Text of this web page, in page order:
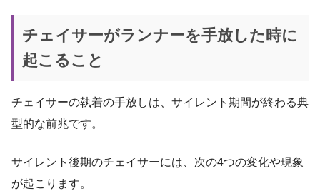
チェイサーがランナーを手放した時に
起こること
チェイサーの執着の手放しは、サイレント期間が終わる典
型的な前兆です。
サイレント後期のチェイサーには、次の4つの変化や現象
が起こります。